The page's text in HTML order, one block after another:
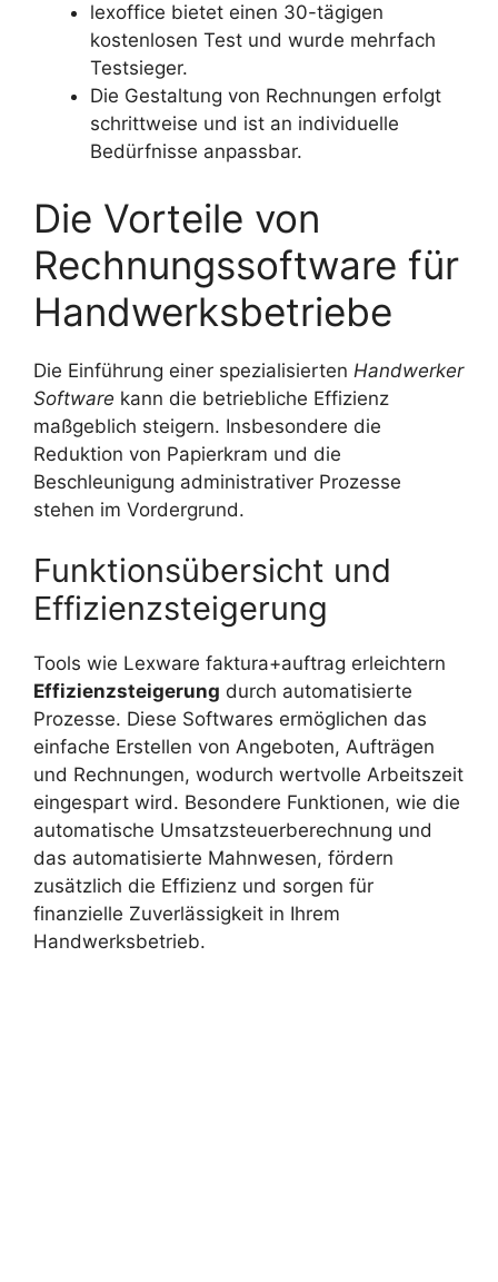
lexoffice bietet einen 30-tägigen
kostenlosen Test und wurde mehrfach
Testsieger.
Die Gestaltung von Rechnungen erfolgt
schrittweise und ist an individuelle
Bedürfnisse anpassbar.
Die Vorteile von
Rechnungssoftware für
Handwerksbetriebe
Die Einführung einer spezialisierten Handwerker
Software kann die betriebliche Effizienz
maßgeblich steigern. Insbesondere die
Reduktion von Papierkram und die
Beschleunigung administrativer Prozesse
stehen im Vordergrund.
Funktionsübersicht und
Effizienzsteigerung
Tools wie Lexware faktura+auftrag erleichtern
Effizienzsteigerung durch automatisierte
Prozesse. Diese Softwares ermöglichen das
einfache Erstellen von Angeboten, Aufträgen
und Rechnungen, wodurch wertvolle Arbeitszeit
eingespart wird. Besondere Funktionen, wie die
automatische Umsatzsteuerberechnung und
das automatisierte Mahnwesen, fördern
zusätzlich die Effizienz und sorgen für
finanzielle Zuverlässigkeit in Ihrem
Handwerksbetrieb.